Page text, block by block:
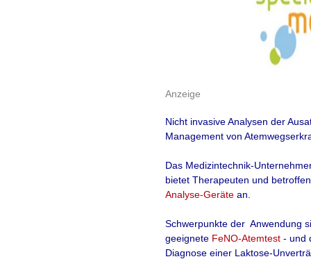
Quelle: Info-Netzwerk
Bessere
Therapieeffekt
Viele Ärzte
Anzeige
Nicht invasive Analysen der
Management von
Das Medizintechnik-
bietet Therapeuten und
Analyse-Geräte an.
Schwerpunkte der Anwendung
geeignete FeNO-Atemtest - und
Diagnose einer Laktose-